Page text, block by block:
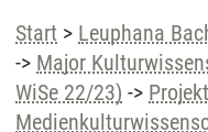
Start > Leuphana
-> Major
WiSe 22/23) ->